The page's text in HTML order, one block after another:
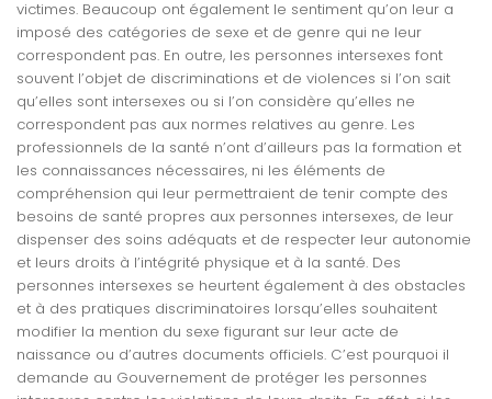
victimes. Beaucoup ont également le sentiment qu’on leur a
imposé des catégories de sexe et de genre qui ne leur
correspondent pas. En outre, les personnes intersexes font
souvent l’objet de discriminations et de violences si l’on sait
qu’elles sont intersexes ou si l’on considère qu’elles ne
correspondent pas aux normes relatives au genre. Les
professionnels de la santé n’ont d’ailleurs pas la formation et
les connaissances nécessaires, ni les éléments de
compréhension qui leur permettraient de tenir compte des
besoins de santé propres aux personnes intersexes, de leur
dispenser des soins adéquats et de respecter leur autonomie
et leurs droits à l’intégrité physique et à la santé. Des
personnes intersexes se heurtent également à des obstacles
et à des pratiques discriminatoires lorsqu’elles souhaitent
modifier la mention du sexe figurant sur leur acte de
naissance ou d’autres documents officiels. C’est pourquoi il
demande au Gouvernement de protéger les personnes